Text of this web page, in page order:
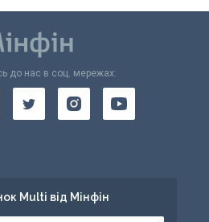
до нас в соц. мережах:
Multi від Мінфін